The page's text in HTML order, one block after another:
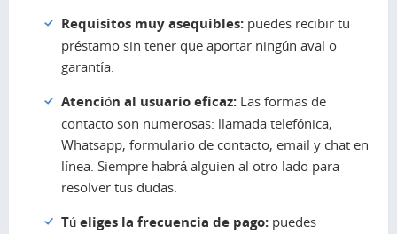
Requisitos muy asequibles: puedes recibir tu
préstamo sin tener que aportar ningún aval o
garantía.
Atención al usuario eficaz: Las formas de
contacto son numerosas: llamada telefónica,
Whatsapp, formulario de contacto, email y chat en
línea. Siempre habrá alguien al otro lado para
resolver tus dudas.
Tú eliges la frecuencia de pago: puedes